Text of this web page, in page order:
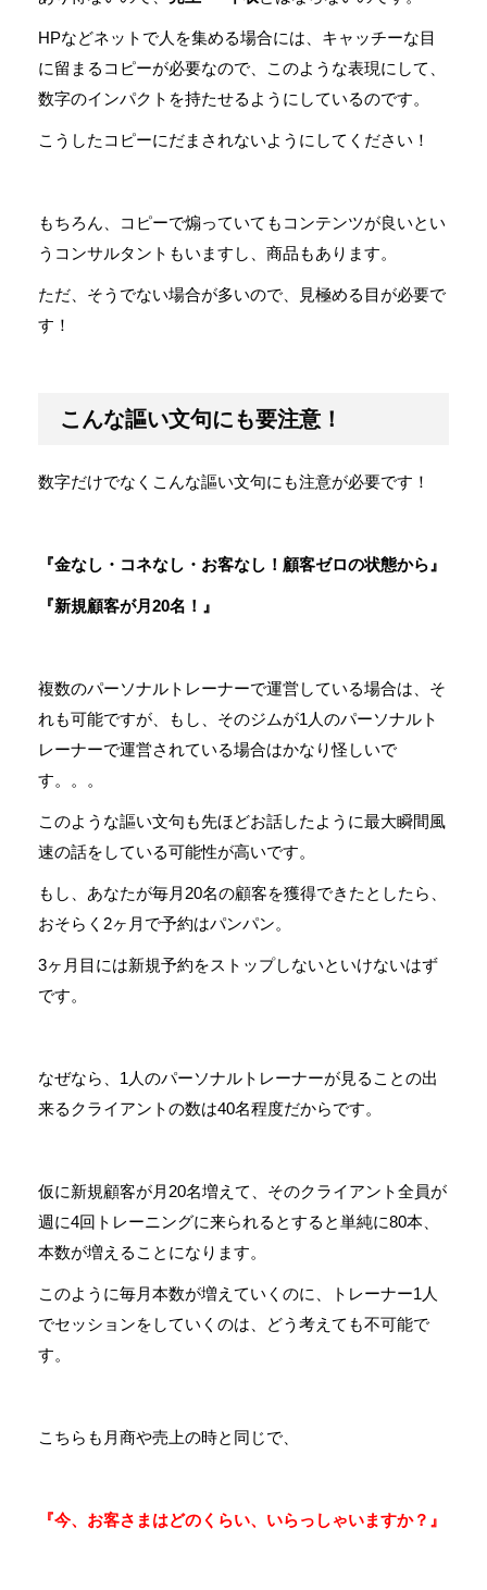
HPなどネットで人を集める場合には、キャッチーな目
に留まるコピーが必要なので、このような表現にして、
数字のインパクトを持たせるようにしているのです。
こうしたコピーにだまされないようにしてください！
もちろん、コピーで煽っていてもコンテンツが良いとい
うコンサルタントもいますし、商品もあります。
ただ、そうでない場合が多いので、見極める目が必要で
す！
こんな謳い文句にも要注意！
数字だけでなくこんな謳い文句にも注意が必要です！
『金なし・コネなし・お客なし！顧客ゼロの状態から』
『新規顧客が月20名！』
複数のパーソナルトレーナーで運営している場合は、そ
れも可能ですが、もし、そのジムが1人のパーソナルト
レーナーで運営されている場合はかなり怪しいで
す。。。
このような謳い文句も先ほどお話したように最大瞬間風
速の話をしている可能性が高いです。
もし、あなたが毎月20名の顧客を獲得できたとしたら、
おそらく2ヶ月で予約はパンパン。
3ヶ月目には新規予約をストップしないといけないはず
です。
なぜなら、1人のパーソナルトレーナーが見ることの出
来るクライアントの数は40名程度だからです。
仮に新規顧客が月20名増えて、そのクライアント全員が
週に4回トレーニングに来られるとすると単純に80本、
本数が増えることになります。
このように毎月本数が増えていくのに、トレーナー1人
でセッションをしていくのは、どう考えても不可能で
す。
こちらも月商や売上の時と同じで、
『今、お客さまはどのくらい、いらっしゃいますか？』